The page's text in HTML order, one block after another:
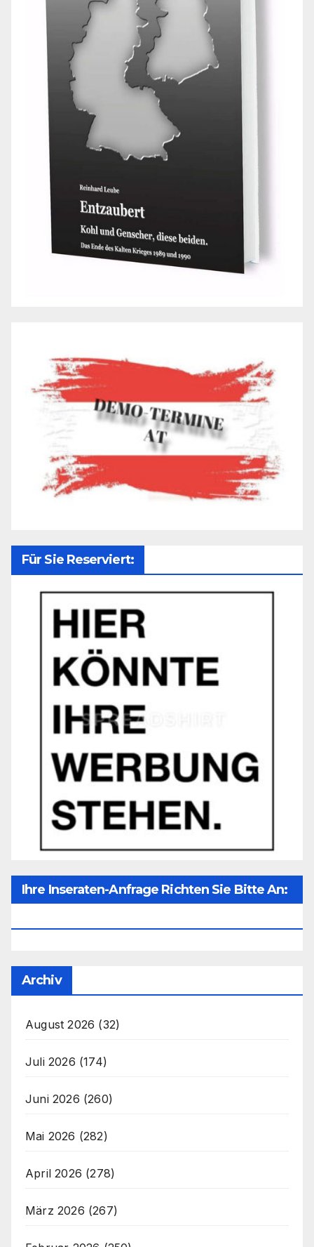
Für Sie Reserviert:
Ihre Inseraten-Anfrage Richten Sie Bitte An:
Archiv
August 2026 (32)
Juli 2026 (174)
Juni 2026 (260)
Mai 2026 (282)
April 2026 (278)
März 2026 (267)